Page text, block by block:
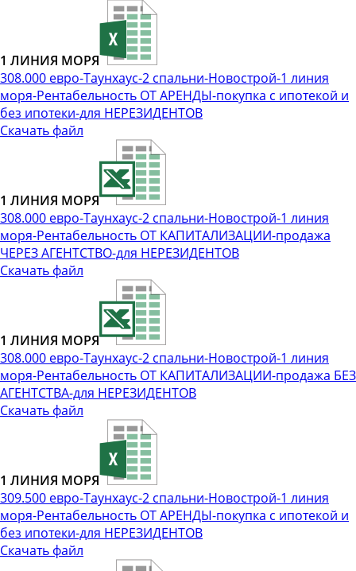
1 ЛИНИЯ МОРЯ
308.000 евро-Таунхаус-2 спальни-Новострой-1 линия
моря-Рентабельность ОТ АРЕНДЫ-покупка с ипотекой и
без ипотеки-для НЕРЕЗИДЕНТОВ
Скачать файл
1 ЛИНИЯ МОРЯ
308.000 евро-Таунхаус-2 спальни-Новострой-1 линия
моря-Рентабельность ОТ КАПИТАЛИЗАЦИИ-продажа
ЧЕРЕЗ АГЕНТСТВО-для НЕРЕЗИДЕНТОВ
Скачать файл
1 ЛИНИЯ МОРЯ
308.000 евро-Таунхаус-2 спальни-Новострой-1 линия
моря-Рентабельность ОТ КАПИТАЛИЗАЦИИ-продажа БЕЗ
АГЕНТСТВА-для НЕРЕЗИДЕНТОВ
Скачать файл
1 ЛИНИЯ МОРЯ
309.500 евро-Таунхаус-2 спальни-Новострой-1 линия
моря-Рентабельность ОТ АРЕНДЫ-покупка с ипотекой и
без ипотеки-для НЕРЕЗИДЕНТОВ
Скачать файл